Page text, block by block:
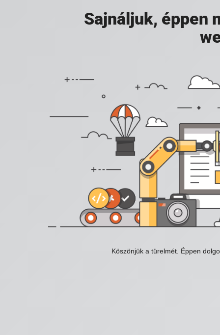
Sajnáljuk, éppen
Köszönjük a türelmét. Éppen